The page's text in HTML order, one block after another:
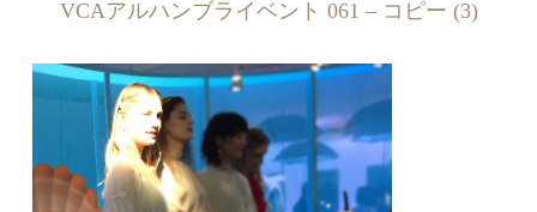
VCAアルハンブライベント 061 – コピー (3)